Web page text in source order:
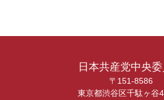
日本共産党中央
〒151-8586
東京都渋谷区千駄ヶ谷